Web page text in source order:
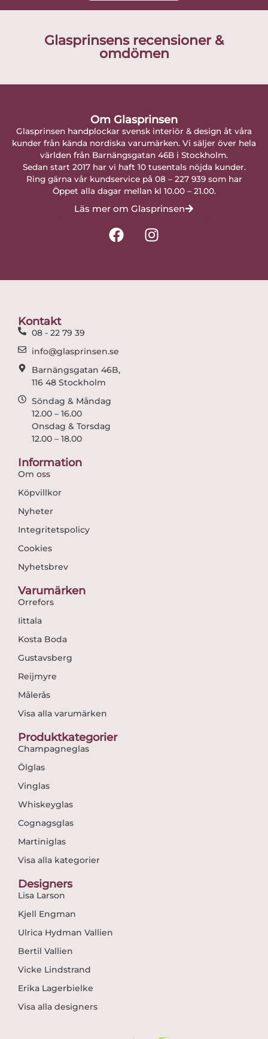
Glasprinsens recensioner &
omdömen
Om Glasprinsen
Glasprinsen handplockar svensk interiör & design åt våra
kunder från kända nordiska varumärken. Vi säljer över hela
världen från Barnängsgatan 46B i Stockholm.
Sedan start 2017 har vi haft 10 tusentals nöjda kunder.
Ring gärna vår kundservice på 08 – 227 939 som har
Öppet alla dagar mellan kl 10.00 – 21.00.
Läs mer om Glasprinsen
F
a
I
n
Kontakt
08 - 22 79 39
info@glasprinsen.se
Barnängsgatan 46B,
116 48 Stockholm
Söndag & Måndag
12.00 – 16.00
Onsdag & Torsdag
12.00 – 18.00
Information
Om oss
Köpvillkor
Nyheter
Integritetspolicy
Cookies
Nyhetsbrev
Varumärken
Orrefors
Iittala
Kosta Boda
Gustavsberg
Reijmyre
Målerås
Visa alla varumärken
Produktkategorier
Champagneglas
Ölglas
Vinglas
Whiskeyglas
Cognagsglas
Martiniglas
Visa alla kategorier
Designers
Lisa Larson
Kjell Engman
Ulrica Hydman Vallien
Bertil Vallien
Vicke Lindstrand
Erika Lagerbielke
Visa alla designers